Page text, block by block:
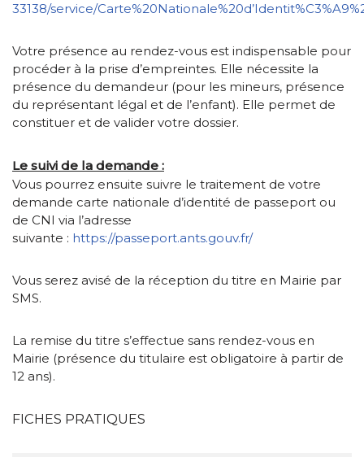
33138/service/
Votre présence au rendez-vous est indispensable pour
procéder à la prise d’empreintes. Elle nécessite la
présence du demandeur (pour les mineurs, présence
du représentant légal et de l’enfant). Elle permet de
constituer et de valider votre dossier.
Le suivi de la demande :
Vous pourrez ensuite suivre le traitement de votre
demande carte nationale d’identité de passeport ou
de CNI via l’adresse
suivante : https://passeport.ants.gouv.fr/
Vous serez avisé de la réception du titre en Mairie par
SMS.
La remise du titre s’effectue sans rendez-vous en
Mairie (présence du titulaire est obligatoire à partir de
12 ans).
FICHES PRATIQUES